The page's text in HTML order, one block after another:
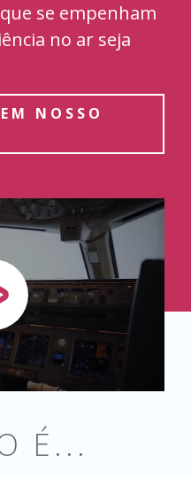
se empenham
no ar seja
NOSSO
É...